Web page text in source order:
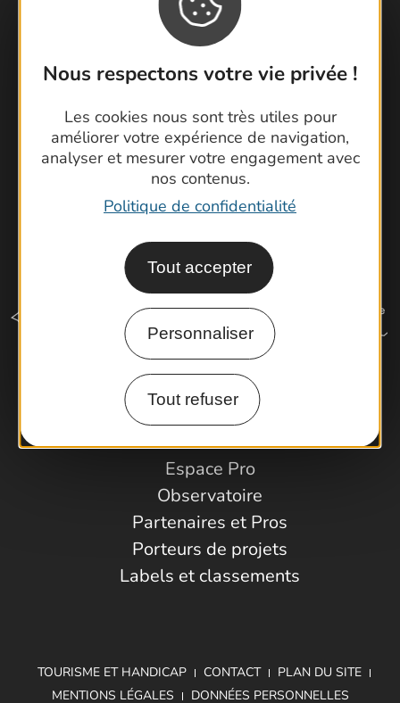
Nous respectons votre vie privée !
Les cookies nous sont très utiles pour
améliorer votre expérience de navigation,
analyser et mesurer votre engagement avec
nos contenus.
Politique de confidentialité
Tout accepter
Personnaliser
Tout refuser
Foire aux questions
Brochures
Cartoguides et Topoguides
Latitude Gard
Comment venir ?
Espace Pro
Observatoire
Partenaires et Pros
Porteurs de projets
Labels et classements
TOURISME ET HANDICAP CONTACT
PLAN DU SITE
MENTIONS LÉGALES
DONNÉES PERSONNELLES